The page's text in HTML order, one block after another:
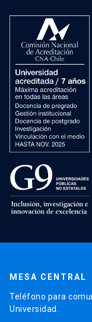
MESA CENTRAL
Teléfono para
Universidad.